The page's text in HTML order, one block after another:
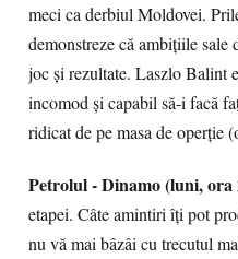
meci ca derbiul Moldovei.
demonstreze că ambițiile sale
joc și rezultate. Laszlo Balint
incomod și capabil să-i facă
ridicat de pe masa de operție
Petrolul - Dinamo (luni, ora
etapei. Câte amintiri îți pot
nu vă mai bâzâi cu trecutul